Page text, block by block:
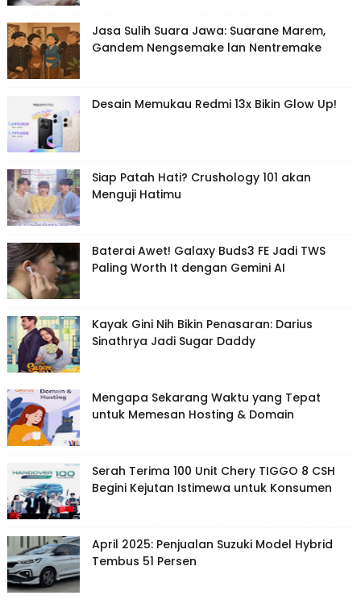
Jasa Sulih Suara Jawa: Suarane Marem,
Gandem Nengsemake lan Nentremake
Desain Memukau Redmi 13x Bikin Glow Up!
Siap Patah Hati? Crushology 101 akan
Menguji Hatimu
Baterai Awet! Galaxy Buds3 FE Jadi TWS
Paling Worth It dengan Gemini AI
Kayak Gini Nih Bikin Penasaran: Darius
Sinathrya Jadi Sugar Daddy
Mengapa Sekarang Waktu yang Tepat
untuk Memesan Hosting & Domain
Serah Terima 100 Unit Chery TIGGO 8 CSH
Begini Kejutan Istimewa untuk Konsumen
April 2025: Penjualan Suzuki Model Hybrid
Tembus 51 Persen